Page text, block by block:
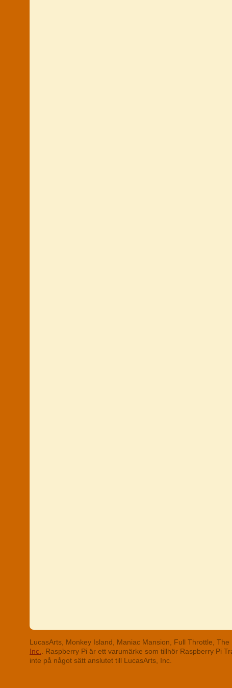
LucasArts, Monkey Island, Maniac Mansion, Full Throttle,
Inc.
. Raspberry Pi är ett varumärke som tillhör Raspberry Pi
inte på något sätt anslutet till LucasArts, Inc.